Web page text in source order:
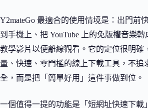
Y2mateGo 最適合的使用情境是：出門前
到手機上、把 YouTube 上的免版權音樂轉
教學影片以便離線觀看。它的定位很明確
量、快速、零門檻的線上下載工具，不追
全，而是把「簡單好用」這件事做到位。
一個值得一提的功能是「短網址快速下載